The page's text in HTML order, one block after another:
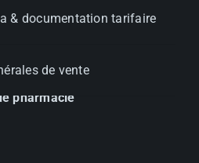
& documentation tarifaire
de vente
pharmacie